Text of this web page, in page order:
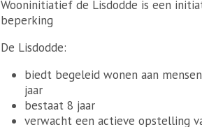
Wooninitiatief de Lisdodde is een
beperking
De Lisdodde:
biedt begeleid wonen aan
jaar
bestaat 8 jaar
verwacht een actieve opstelling